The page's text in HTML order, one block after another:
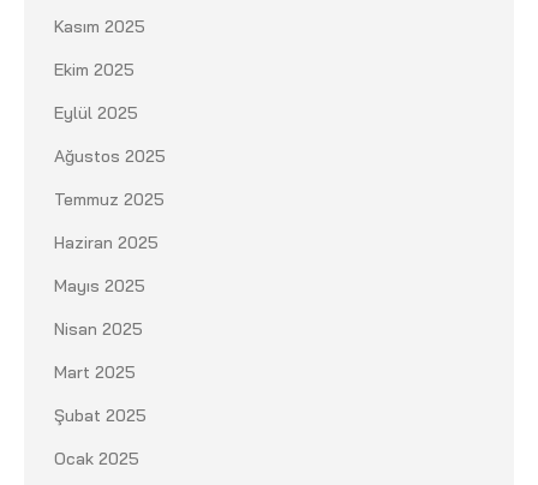
Kasım 2025
Ekim 2025
Eylül 2025
Ağustos 2025
Temmuz 2025
Haziran 2025
Mayıs 2025
Nisan 2025
Mart 2025
Şubat 2025
Ocak 2025